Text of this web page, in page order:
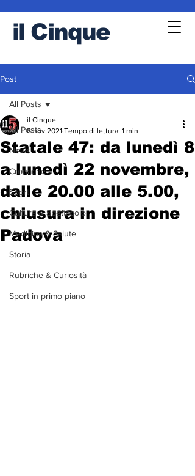
il Cinque
Post
All Posts
News
Cronache
Sport
Cultura & Spettacolo
Medicina & Salute
Storia
Rubriche & Curiosità
Sport in primo piano
All Posts
Statale 47: da lunedì 8
a lunedì 22 novembre,
dalle 20.00 alle 5.00,
chiusura in direzione
Padova
il Cinque
6 nov 2021 Tempo di lettura: 1 min